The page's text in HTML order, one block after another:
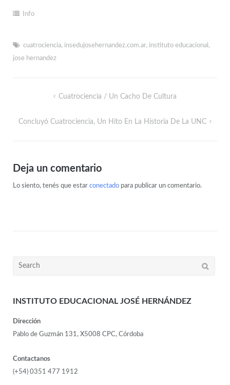
Info
cuatrociencia, insedujosehernandez.com.ar, instituto educacional ,
jose hernandez
Cuatrociencia / Un Cacho De Cultura
Concluyó Cuatrociencia, Un Hito En La Historia De La UNC
Deja un comentario
Lo siento, tenés que estar conectadopara publicar un comentario.
INSTITUTO EDUCACIONAL JOSÉ HERNÁNDEZ
Dirección
Pablo de Guzmán 131, X5008 CPC, Córdoba
Contactanos
(+54) 0351 477 1912